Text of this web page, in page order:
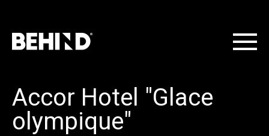
Accor Hotel "Glace
olympique"